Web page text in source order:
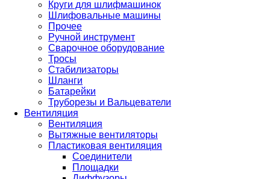
Круги для шлифмашинок
Шлифовальные машины
Прочее
Ручной инструмент
Сварочное оборудование
Тросы
Стабилизаторы
Шланги
Батарейки
Труборезы и Вальцеватели
Вентиляция
Вентиляция
Вытяжные вентиляторы
Пластиковая вентиляция
Соединители
Площадки